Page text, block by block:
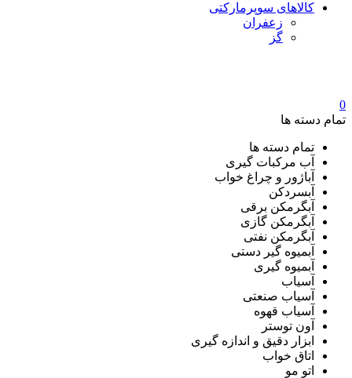
کالاهای سوپرمارکتی
زعفران
گز
0
تمام دسته ها
تمام دسته ها
آب مرکبات گیری
آباژور و چراغ خواب
آبسردکن
آبگرمکن برقی
آبگرمکن گازی
آبگرمکن نفتی
آبمیوه گیر دستی
آبمیوه گیری
آسیاب
آسیاب صنعتی
آسیاب قهوه
آون توستر
ابزار دقیق و اندازه گیری
اتاق خواب
اتو مو